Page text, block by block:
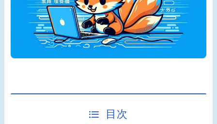
目次